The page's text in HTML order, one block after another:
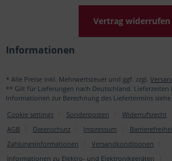
Vertrag widerrufen
Informationen
* Alle Preise inkl. Mehrwertsteuer und ggf. zzgl.
** Gilt für Lieferungen nach Deutschland. Lieferzeiten
Informationen zur Berechnung des Liefertermins siehe
Cookie settings
Sonderposten Widerrufsrecht
AGB
Datenschutz Impressum
Zahlungsinformationen
Versandkonditionen
Informationen zu Elektro- und Elektronikgeräten